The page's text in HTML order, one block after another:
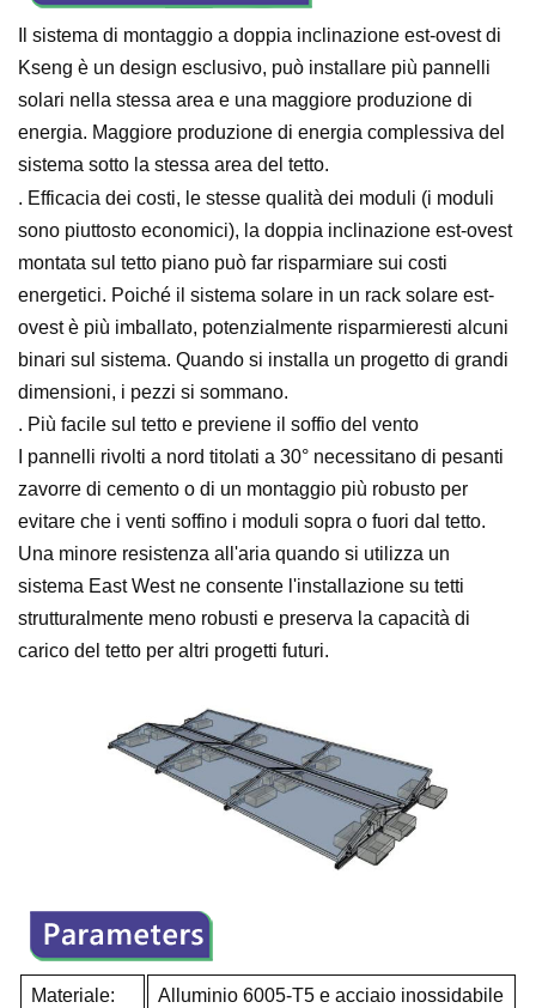
Il sistema di montaggio a doppia inclinazione est-ovest di
Kseng è un design esclusivo, può installare più pannelli
solari nella stessa area e una maggiore produzione di
energia. Maggiore produzione di energia complessiva del
sistema sotto la stessa area del tetto.
. Efficacia dei costi, le stesse qualità dei moduli (i moduli
sono piuttosto economici), la doppia inclinazione est-ovest
montata sul tetto piano può far risparmiare sui costi
energetici. Poiché il sistema solare in un rack solare est-
ovest è più imballato, potenzialmente risparmieresti alcuni
binari sul sistema. Quando si installa un progetto di grandi
dimensioni, i pezzi si sommano.
. Più facile sul tetto e previene il soffio del vento
I pannelli rivolti a nord titolati a 30° necessitano di pesanti
zavorre di cemento o di un montaggio più robusto per
evitare che i venti soffino i moduli sopra o fuori dal tetto.
Una minore resistenza all'aria quando si utilizza un
sistema East West ne consente l'installazione su tetti
strutturalmente meno robusti e preserva la capacità di
carico del tetto per altri progetti futuri.
Materiale:
Alluminio 6005-T5 e acciaio inossidabile